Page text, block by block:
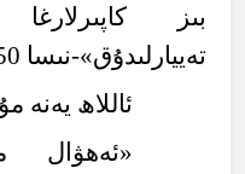
بىز
تەييارلىدۇق»-نىسا 4/150-151.
ئاللاھ يەنە
«ئەھۋال